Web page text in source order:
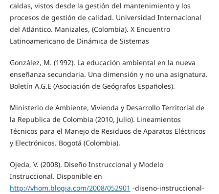
caldas, vistos desde la gestión del mantenimiento y los
procesos de gestión de calidad. Universidad Internacional
del Atlántico. Manizales, (Colombia). X Encuentro
Latinoamericano de Dinámica de Sistemas
González, M. (1992). La educación ambiental en la nueva
enseñanza secundaria. Una dimensión y no una asignatura.
Boletín A.G.E (Asociación de Geógrafos Españoles).
Ministerio de Ambiente, Vivienda y Desarrollo Territorial de
la Republica de Colombia (2010, Julio). Lineamientos
Técnicos para el Manejo de Residuos de Aparatos Eléctricos
y Electrónicos. Bogotá (Colombia).
Ojeda, V. (2008). Diseño Instruccional y Modelo
Instruccional. Disponible en
http://vhom.blogia.com/2008/052901 -diseno-instruccional-